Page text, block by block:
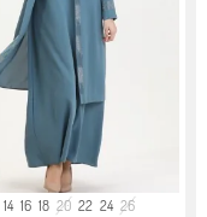
14 16 18 20 22 24 26